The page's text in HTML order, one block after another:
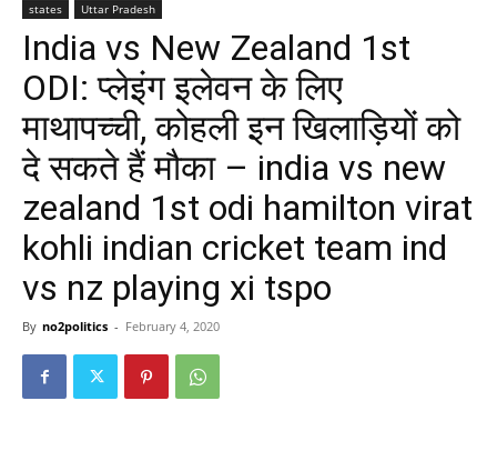
states Uttar Pradesh
India vs New Zealand 1st
ODI: प्लेइंग इलेवन के लिए
माथापच्ची, कोहली इन खिलाड़ियों को
दे सकते हैं मौका – india vs new
zealand 1st odi hamilton virat
kohli indian cricket team ind
vs nz playing xi tspo
By no2politics - February 4, 2020